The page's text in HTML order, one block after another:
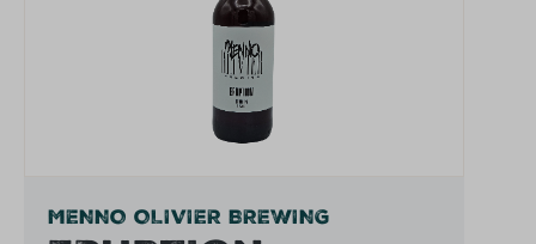
MENNO OLIVIER BREWING